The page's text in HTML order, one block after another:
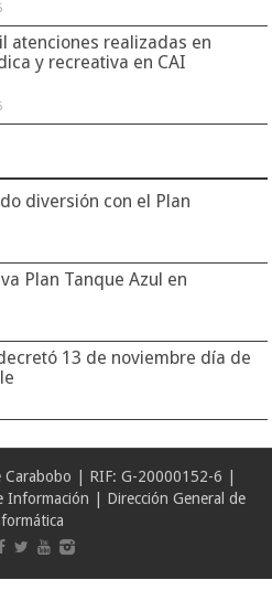
atenciones realizadas en
y recreativa en CAI
diversión con el Plan
Plan Tanque Azul en
13 de noviembre día de
Carabobo | RIF: G-20000152-6 |
Información | Dirección General de